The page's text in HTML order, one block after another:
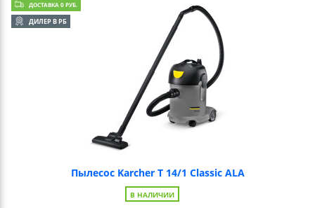
ДОСТАВКА 0 РУБ.
ДИЛЕР В РБ
Пылесос Karcher T 14/1 Classic ALA
В НАЛИЧИИ